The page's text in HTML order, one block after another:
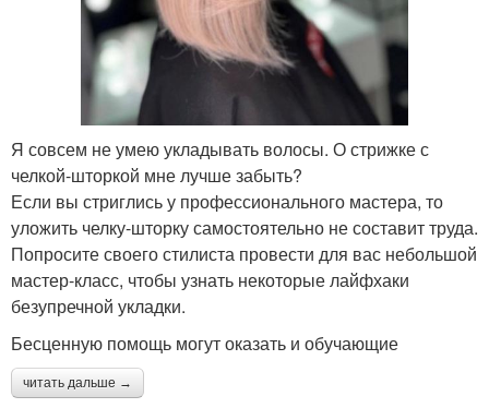
Я совсем не умею укладывать волосы. О стрижке с
челкой-шторкой мне лучше забыть?
Если вы стриглись у профессионального мастера, то
уложить челку-шторку самостоятельно не составит труда.
Попросите своего стилиста провести для вас небольшой
мастер-класс, чтобы узнать некоторые лайфхаки
безупречной укладки.
Бесценную помощь могут оказать и обучающие
читать дальше →